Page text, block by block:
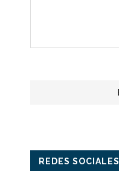
REDES SOCIALES